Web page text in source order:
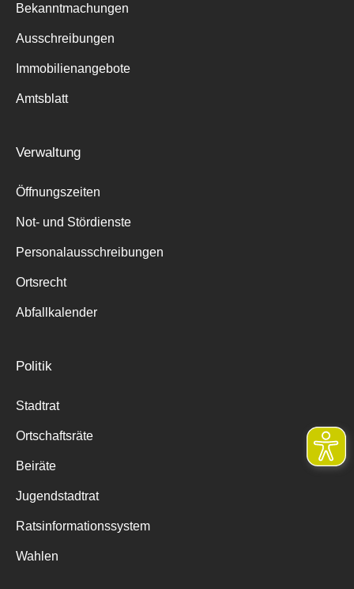
Bekanntmachungen
Ausschreibungen
Immobilienangebote
Amtsblatt
Verwaltung
Öffnungszeiten
Not- und Stördienste
Personalausschreibungen
Ortsrecht
Abfallkalender
Politik
Stadtrat
Ortschaftsräte
Beiräte
Jugendstadtrat
Ratsinformationssystem
Wahlen